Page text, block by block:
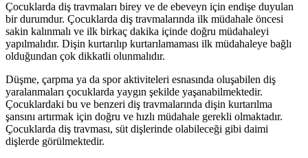
Çocuklarda diş travmaları birey ve de ebeveyn için endişe duyulan
bir durumdur. Çocuklarda diş travmalarında ilk müdahale öncesi
sakin kalınmalı ve ilk birkaç dakika içinde doğru müdahaleyi
yapılmalıdır. Dişin kurtarılıp kurtarılamaması ilk müdahaleye bağlı
olduğundan çok dikkatli olunmalıdır.
Düşme, çarpma ya da spor aktiviteleri esnasında oluşabilen diş
yaralanmaları çocuklarda yaygın şekilde yaşanabilmektedir.
Çocuklardaki bu ve benzeri diş travmalarında dişin kurtarılma
şansını artırmak için doğru ve hızlı müdahale gerekli olmaktadır.
Çocuklarda diş travması, süt dişlerinde olabileceği gibi daimi
dişlerde görülmektedir.